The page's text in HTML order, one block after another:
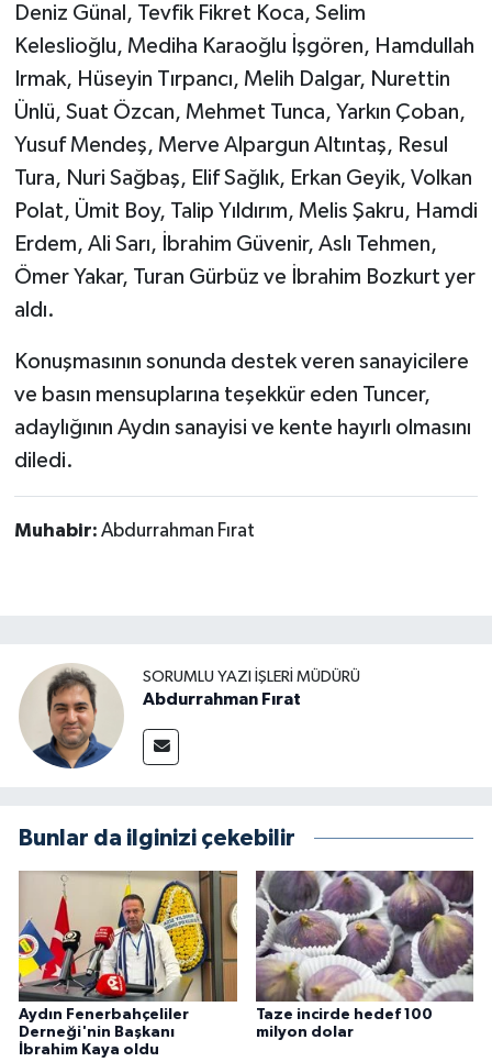
Deniz Günal, Tevfik Fikret Koca, Selim
Keleslioğlu, Mediha Karaoğlu İşgören, Hamdullah
Irmak, Hüseyin Tırpancı, Melih Dalgar, Nurettin
Ünlü, Suat Özcan, Mehmet Tunca, Yarkın Çoban,
Yusuf Mendeş, Merve Alpargun Altıntaş, Resul
Tura, Nuri Sağbaş, Elif Sağlık, Erkan Geyik, Volkan
Polat, Ümit Boy, Talip Yıldırım, Melis Şakru, Hamdi
Erdem, Ali Sarı, İbrahim Güvenir, Aslı Tehmen,
Ömer Yakar, Turan Gürbüz ve İbrahim Bozkurt yer
aldı.
Konuşmasının sonunda destek veren sanayicilere
ve basın mensuplarına teşekkür eden Tuncer,
adaylığının Aydın sanayisi ve kente hayırlı olmasını
diledi.
Muhabir: Abdurrahman Fırat
SORUMLU YAZI İŞLERI MÜDÜRÜ
Abdurrahman Fırat
Bunlar da ilginizi çekebilir
Aydın Fenerbahçeliler
Derneği'nin Başkanı
İbrahim Kaya oldu
Taze incirde hedef 100
milyon dolar